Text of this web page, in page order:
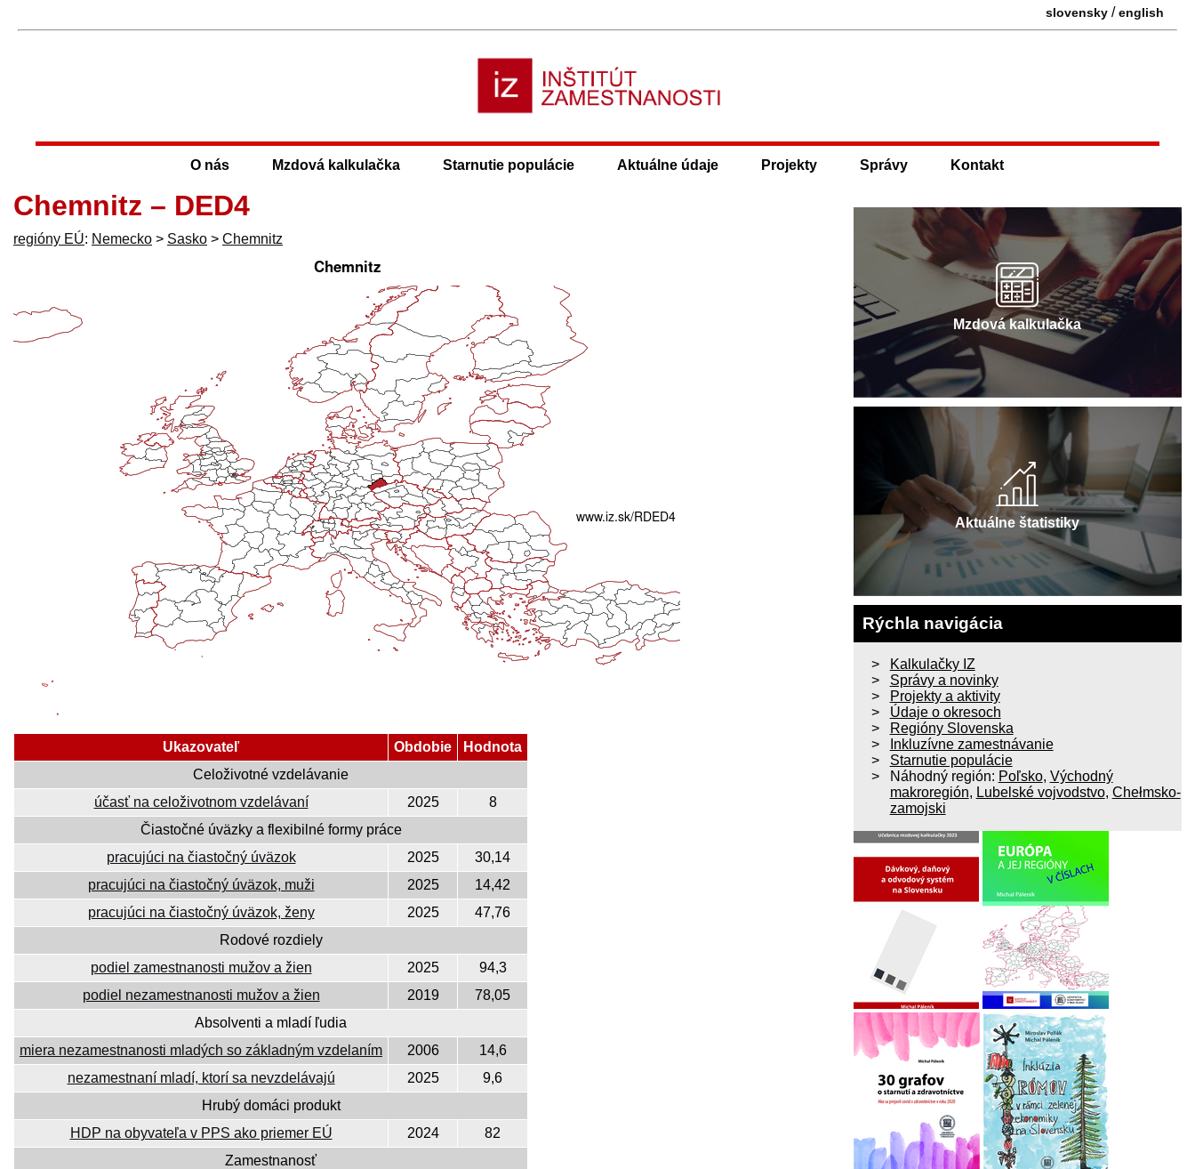
slovensky /english
O nás Mzdová kalkulačka Starnutie populácie Aktuálne údaje Projekty Správy Kontakt
Chemnitz – DED4
regióny EÚ: Nemecko > Sasko > Chemnitz
Ukazovateľ Obdobie
Hodnota
Celoživotné vzdelávanie
účasť na celoživotnom vzdelávaní
2025
8
Čiastočné úväzky a flexibilné formy práce
pracujúci na čiastočný úväzok
2025
30,14
pracujúci na čiastočný úväzok, muži
2025
14,42
pracujúci na čiastočný úväzok, ženy
2025
47,76
Rodové rozdiely
podiel zamestnanosti mužov a žien
2025
94,3
podiel nezamestnanosti mužov a žien
2019
78,05
Absolventi a mladí ľudia
miera nezamestnanosti mladých so základným vzdelaním
2006
14,6
nezamestnaní mladí, ktorí sa nevzdelávajú
2025
9,6
Hrubý domáci produkt
HDP na obyvateľa v PPS ako priemer EÚ
2024
82
Zamestnanosť
Mzdová kalkulačka
Aktuálne štatistiky
Rýchla navigácia
Kalkulačky IZ
Správy a novinky
Projekty a aktivity
Údaje o okresoch
Regióny Slovenska
Inkluzívne zamestnávanie
Starnutie populácie
Náhodný región: Poľsko, Východný
makroregión, Lubelské vojvodstvo, Chełmsko-
zamojski